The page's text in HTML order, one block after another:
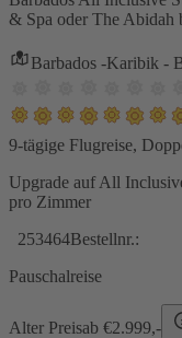
& Spa oder The Abidah
Barbados -Karibik -
9-tägige Flugreise,
Upgrade auf All
pro Zimmer
253464Bestellnr.:
Pauschalreise
Alter Preisab €2.999,-